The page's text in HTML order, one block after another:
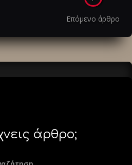
Επόμενο άρθρο
άρθρο;